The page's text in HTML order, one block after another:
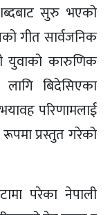
सुरु भएको
गीत सार्वजनिक
युवाको कारुणिक
बिदेसिएका
परिणामलाई
प्रस्तुत गरेको
परेका नेपाली